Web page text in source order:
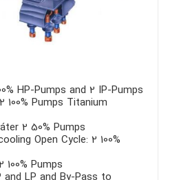
HP-Pumps and 2 IP-Pumps
100% Pumps Titanium
2 50% Pumps
Open Cycle: 2 100%
Pumps